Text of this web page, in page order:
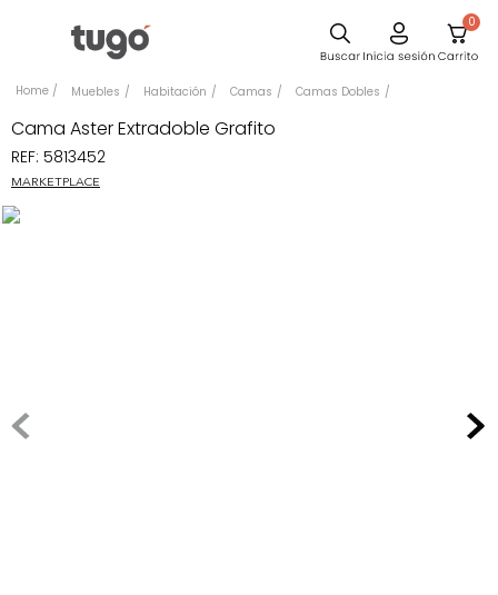
0
Muebles Habitación Camas Camas Dobles
Cama Aster Extradoble Grafito
REF: 5813452
MARKETPLACE
Comedor
Escritorio